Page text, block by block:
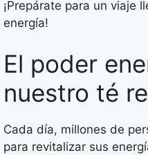
¡Prepárate para un viaje
energía!
El poder
nuestro té
Cada día, millones de
para revitalizar sus